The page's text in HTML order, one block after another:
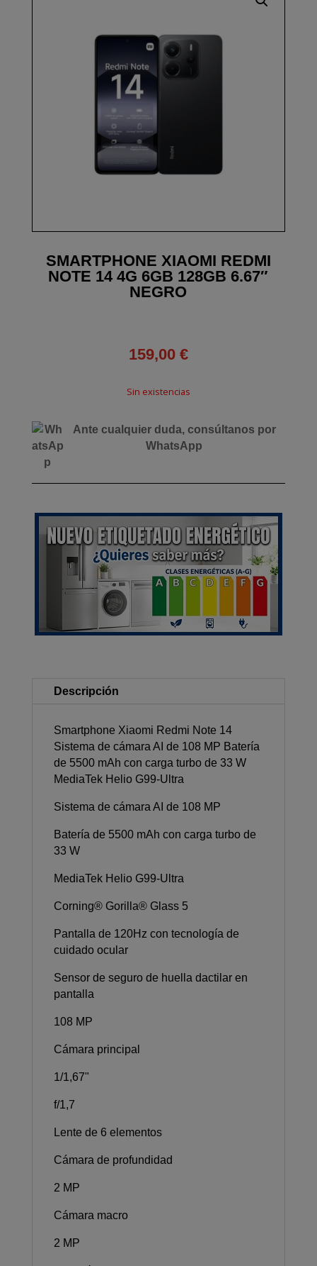
SMARTPHONE XIAOMI REDMI
NOTE 14 4G 6GB 128GB 6.67″
NEGRO
159,00 €
Sin existencias
Ante cualquier duda, consúltanos por
WhatsApp
Descripción
Smartphone Xiaomi Redmi Note 14
Sistema de cámara AI de 108 MP Batería
de 5500 mAh con carga turbo de 33 W
MediaTek Helio G99-Ultra
Sistema de cámara AI de 108 MP
Batería de 5500 mAh con carga turbo de
33 W
MediaTek Helio G99-Ultra
Corning® Gorilla® Glass 5
Pantalla de 120Hz con tecnología de
cuidado ocular
Sensor de seguro de huella dactilar en
pantalla
108 MP
Cámara principal
1/1,67"
f/1,7
Lente de 6 elementos
Cámara de profundidad
2 MP
Cámara macro
2 MP